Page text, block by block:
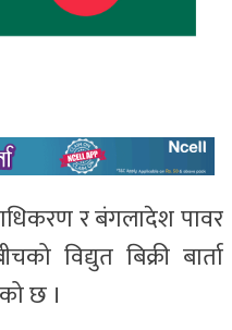
र बंगलादेश पावर
विद्युत बिक्री बार्ता
छ ।